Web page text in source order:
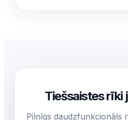
Tiešsaistes rīki
Pilnīgs daudzfunkcionāls